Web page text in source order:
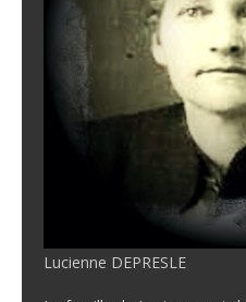
Lucienne DEPRESLE